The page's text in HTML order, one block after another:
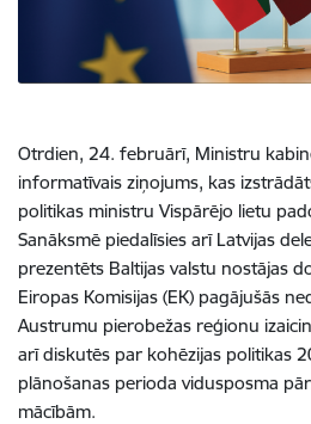
Otrdien, 24. februārī, Ministru
informatīvais ziņojums, kas
politikas ministru Vispārējo lietu
Sanāksmē piedalīsies arī Latvijas
prezentēts Baltijas valstu nostājas
Eiropas Komisijas (EK) pagājušās
Austrumu pierobežas reģionu
arī diskutēs par kohēzijas politikas
plānošanas perioda vidusposma
mācībām.